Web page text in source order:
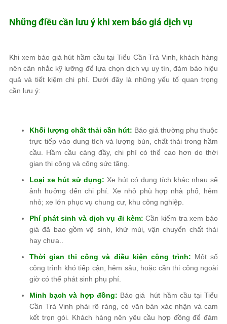
Những điều cần lưu ý khi xem báo giá dịch vụ
Khi xem báo giá hút hầm cầu tại Tiểu Cần Trà Vinh, khách hàng
nên cân nhắc kỹ lưỡng để lựa chọn dịch vụ uy tín, đảm bảo hiệu
quả và tiết kiệm chi phí. Dưới đây là những yếu tố quan trọng
cần lưu ý:
Khối lượng chất thải cần hút: Báo giá thường phụ thuộc
trực tiếp vào dung tích và lượng bùn, chất thải trong hầm
cầu. Hầm cầu càng đầy, chi phí có thể cao hơn do thời
gian thi công và công sức tăng.
Loại xe hút sử dụng: Xe hút có dung tích khác nhau sẽ
ảnh hưởng đến chi phí. Xe nhỏ phù hợp nhà phố, hẻm
nhỏ; xe lớn phục vụ chung cư, khu công nghiệp.
Phí phát sinh và dịch vụ đi kèm: Cần kiểm tra xem báo
giá đã bao gồm vệ sinh, khử mùi, vận chuyển chất thải
hay chưa..
Thời gian thi công và điều kiện công trình: Một số
công trình khó tiếp cận, hẻm sâu, hoặc cần thi công ngoài
giờ có thể phát sinh phụ phí.
Minh bạch và hợp đồng: Báo giá hút hầm cầu tại Tiểu
Cần Trà Vinh phải rõ ràng, có văn bản xác nhận và cam
kết trọn gói. Khách hàng nên yêu cầu hợp đồng để đảm